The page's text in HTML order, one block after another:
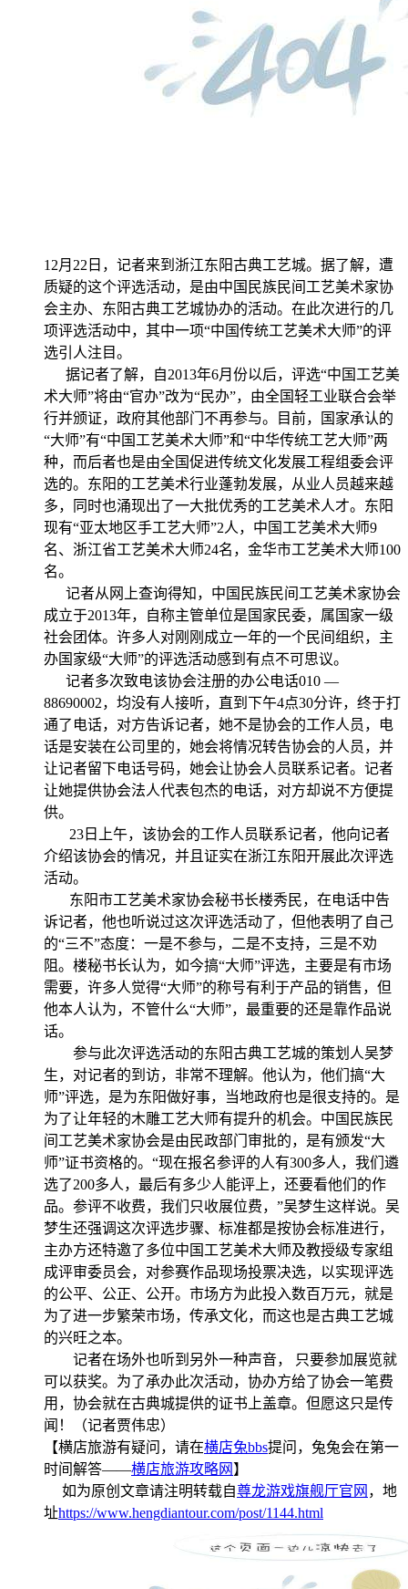
12月22日，记者来到浙江东阳古典工艺城。据了解，遭
质疑的这个评选活动，是由中国民族民间工艺美术家协
会主办、东阳古典工艺城协办的活动。在此次进行的几
项评选活动中，其中一项“中国传统工艺美术大师”的评
选引人注目。
据记者了解，自2013年6月份以后，评选“中国工艺美
术大师”将由“官办”改为“民办”，由全国轻工业联合会举
行并颁证，政府其他部门不再参与。目前，国家承认的
“大师”有“中国工艺美术大师”和“中华传统工艺大师”两
种，而后者也是由全国促进传统文化发展工程组委会评
选的。东阳的工艺美术行业蓬勃发展，从业人员越来越
多，同时也涌现出了一大批优秀的工艺美术人才。东阳
现有“亚太地区手工艺大师”2人，中国工艺美术大师9
名、浙江省工艺美术大师24名，金华市工艺美术大师100
名。
记者从网上查询得知，中国民族民间工艺美术家协会
成立于2013年，自称主管单位是国家民委，属国家一级
社会团体。许多人对刚刚成立一年的一个民间组织，主
办国家级“大师”的评选活动感到有点不可思议。
记者多次致电该协会注册的办公电话010 —
88690002，均没有人接听，直到下午4点30分许，终于打
通了电话，对方告诉记者，她不是协会的工作人员，电
话是安装在公司里的，她会将情况转告协会的人员，并
让记者留下电话号码，她会让协会人员联系记者。记者
让她提供协会法人代表包杰的电话，对方却说不方便提
供。
23日上午，该协会的工作人员联系记者，他向记者
介绍该协会的情况，并且证实在浙江东阳开展此次评选
活动。
东阳市工艺美术家协会秘书长楼秀民，在电话中告
诉记者，他也听说过这次评选活动了，但他表明了自己
的“三不”态度：一是不参与，二是不支持，三是不劝
阻。楼秘书长认为，如今搞“大师”评选，主要是有市场
需要，许多人觉得“大师”的称号有利于产品的销售，但
他本人认为，不管什么“大师”，最重要的还是靠作品说
话。
参与此次评选活动的东阳古典工艺城的策划人吴梦
生，对记者的到访，非常不理解。他认为，他们搞“大
师”评选，是为东阳做好事，当地政府也是很支持的。是
为了让年轻的木雕工艺大师有提升的机会。中国民族民
间工艺美术家协会是由民政部门审批的，是有颁发“大
师”证书资格的。“现在报名参评的人有300多人，我们遴
选了200多人，最后有多少人能评上，还要看他们的作
品。参评不收费，我们只收展位费，”吴梦生这样说。吴
梦生还强调这次评选步骤、标准都是按协会标准进行，
主办方还特邀了多位中国工艺美术大师及教授级专家组
成评审委员会，对参赛作品现场投票决选，以实现评选
的公平、公正、公开。市场方为此投入数百万元，就是
为了进一步繁荣市场，传承文化，而这也是古典工艺城
的兴旺之本。
记者在场外也听到另外一种声音， 只要参加展览就
可以获奖。为了承办此次活动，协办方给了协会一笔费
用，协会就在古典城提供的证书上盖章。但愿这只是传
闻！（记者贾伟忠）
【横店旅游有疑问，请在横店兔bbs提问，兔兔会在第一
时间解答——横店旅游攻略网 】
如为原创文章请注明转载自尊龙游戏旗舰厅官网 ，地
址https://www.hengdiantour.com/post/1144.html